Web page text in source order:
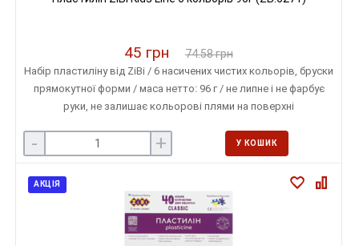
45 грн 74.58 грн
Набір пластиліну від ZiBi / 6 насичених чистих кольорів, бруски
прямокутної форми / маса нетто: 96 г / не липне і не фарбує
руки, не залишає кольорові плями на поверхні
- + У КОШИК
АКЦІЯ